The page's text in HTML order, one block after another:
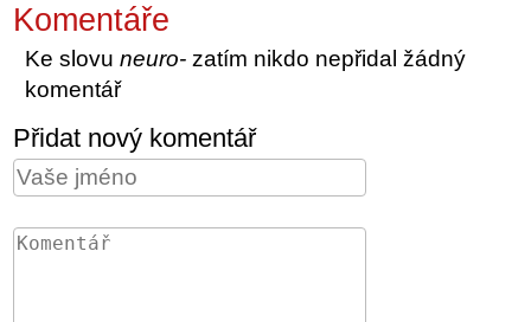
Komentáře
Ke slovuneuro- zatím nikdo nepřidal žádný
komentář
Přidat nový komentář